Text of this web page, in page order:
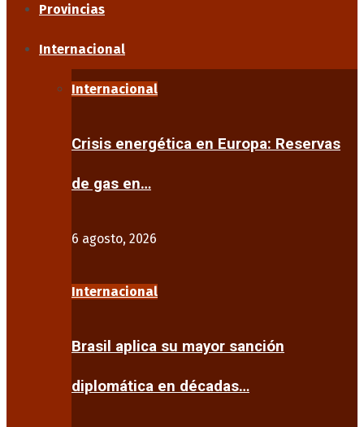
Provincias
Internacional
Internacional
Crisis energética en Europa: Reservas
de gas en…
6 agosto, 2026
Internacional
Brasil aplica su mayor sanción
diplomática en décadas…